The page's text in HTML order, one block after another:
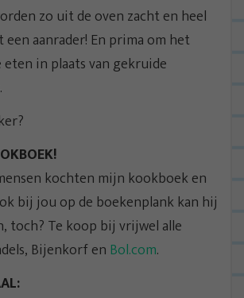
zo uit de oven zacht en heel
een aanrader! En prima om het
in plaats van gekruide
kochten mijn kookboek en
bij jou op de boekenplank kan hij
toch? Te koop bij vrijwel alle
Bijenkorf en Bol.com.